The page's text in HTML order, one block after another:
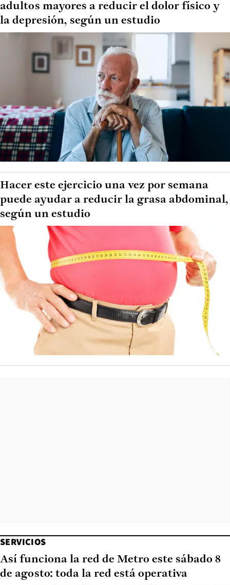
adultos mayores a reducir el dolor físico y
la depresión, según un estudio
Hacer este ejercicio una vez por semana
puede ayudar a reducir la grasa abdominal,
según un estudio
SERVICIOS
Así funciona la red de Metro este sábado 8
de agosto: toda la red está operativa